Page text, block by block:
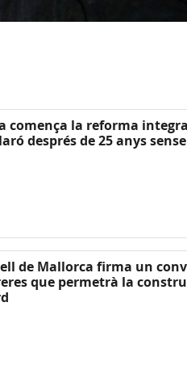
comença la reforma
després de 25 anys
de Mallorca firma un
que permetrà la